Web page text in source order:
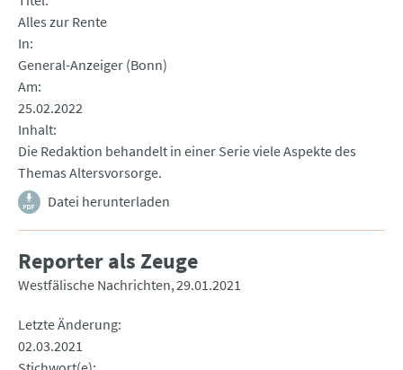
Alles zur Rente
In
General-Anzeiger (Bonn)
Am
25.02.2022
Inhalt
Die Redaktion behandelt in einer Serie viele Aspekte des
Themas Altersvorsorge.
Datei herunterladen
Reporter als Zeuge
Westfälische Nachrichten 29.01.2021
Letzte Änderung
02.03.2021